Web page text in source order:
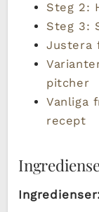
Steg 2:
Steg 3:
Justera
pitcher
Vanliga
recept